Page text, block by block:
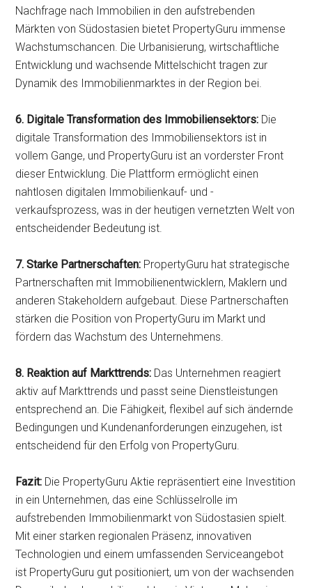
Nachfrage nach Immobilien in den aufstrebenden
Märkten von Südostasien bietet PropertyGuru immense
Wachstumschancen. Die Urbanisierung, wirtschaftliche
Entwicklung und wachsende Mittelschicht tragen zur
Dynamik des Immobilienmarktes in der Region bei.
6. Digitale Transformation des Immobiliensektors: Die
digitale Transformation des Immobiliensektors ist in
vollem Gange, und PropertyGuru ist an vorderster Front
dieser Entwicklung. Die Plattform ermöglicht einen
nahtlosen digitalen Immobilienkauf- und -
verkaufsprozess, was in der heutigen vernetzten Welt von
entscheidender Bedeutung ist.
7. Starke Partnerschaften: PropertyGuru hat strategische
Partnerschaften mit Immobilienentwicklern, Maklern und
anderen Stakeholdern aufgebaut. Diese Partnerschaften
stärken die Position von PropertyGuru im Markt und
fördern das Wachstum des Unternehmens.
8. Reaktion auf Markttrends: Das Unternehmen reagiert
aktiv auf Markttrends und passt seine Dienstleistungen
entsprechend an. Die Fähigkeit, flexibel auf sich ändernde
Bedingungen und Kundenanforderungen einzugehen, ist
entscheidend für den Erfolg von PropertyGuru.
Fazit: Die PropertyGuru Aktie repräsentiert eine Investition
in ein Unternehmen, das eine Schlüsselrolle im
aufstrebenden Immobilienmarkt von Südostasien spielt.
Mit einer starken regionalen Präsenz, innovativen
Technologien und einem umfassenden Serviceangebot
ist PropertyGuru gut positioniert, um von der wachsenden